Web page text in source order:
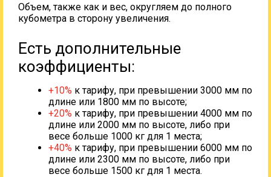
Объем, также как и вес, округляем до полного
кубометра в сторону увеличения.
Есть дополнительные
коэффициенты:
+10% к тарифу, при превышении 3000 мм по
длине или 1800 мм по высоте;
+20% к тарифу, при превышении 4000 мм по
длине или 2000 мм по высоте, либо при
весе больше 1000 кг для 1 места;
+40% к тарифу, при превышении 6000 мм по
длине или 2300 мм по высоте, либо при
весе больше 1500 кг для 1 места.